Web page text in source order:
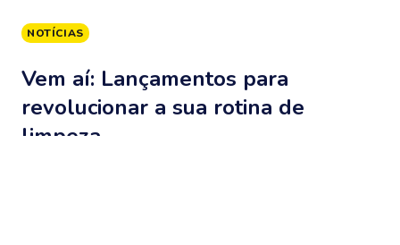
NOTÍCIAS
Vem aí: Lançamentos para
revolucionar a sua rotina de
limpeza